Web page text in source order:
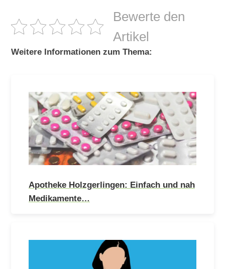
Bewerte den
Artikel
Weitere Informationen zum Thema:
Apotheke Holzgerlingen: Einfach und nah
Medikamente…